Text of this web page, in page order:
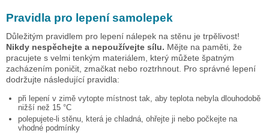
Pravidla pro lepení samolepek
Důležitým pravidlem pro lepení nálepek na stěnu je trpělivost!
Nikdy nespěchejte a nepoužívejte sílu. Mějte na paměti, že
pracujete s velmi tenkým materiálem, který můžete špatným
zacházením poničit, zmačkat nebo roztrhnout. Pro správné lepení
dodržujte následující pravidla:
při lepení v zimě vytopte místnost tak, aby teplota nebyla dlouhodobě
nižší než 15 °C
polepujete-li stěnu, která je chladná, ohřejte ji nebo počkejte na
vhodné podmínky